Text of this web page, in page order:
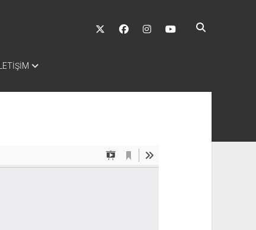
twitter facebookinstagramyoutube